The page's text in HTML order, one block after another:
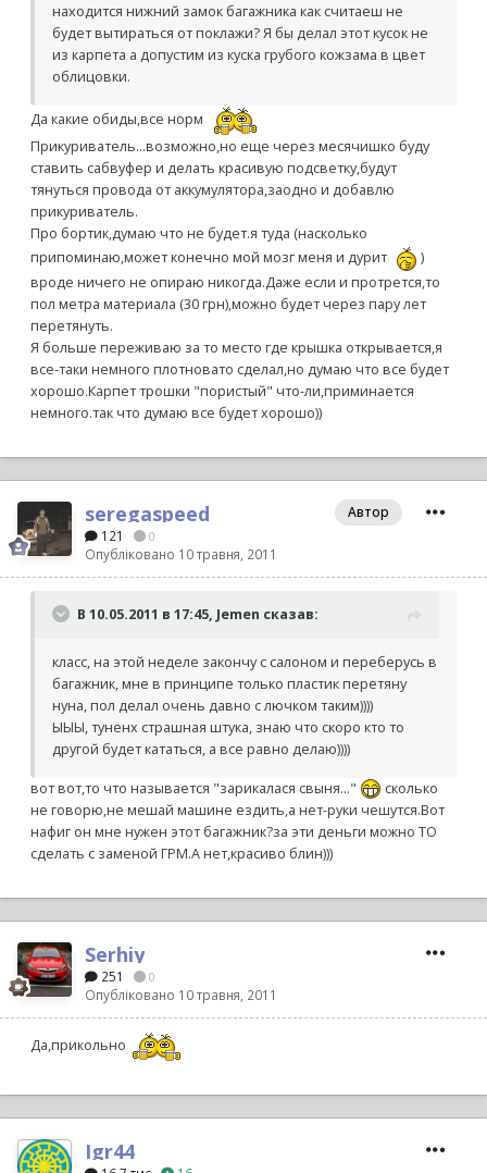
находится нижний замок багажника как считаеш не
будет вытираться от поклажи? Я бы делал этот кусок не
из карпета а допустим из куска грубого кожзама в цвет
облицовки.
Да какие обиды,все норм
Прикуриватель...возможно,но еще через месячишко буду
ставить сабвуфер и делать красивую подсветку,будут
тянуться провода от аккумулятора,заодно и добавлю
прикуриватель.
Про бортик,думаю что не будет.я туда (насколько
припоминаю,может конечно мой мозг меня и дурит
)
вроде ничего не опираю никогда.Даже если и протрется,то
пол метра материала (30 грн),можно будет через пару лет
перетянуть.
Я больше переживаю за то место где крышка открывается,я
все-таки немного плотновато сделал,но думаю что все будет
хорошо.Карпет трошки "пористый" что-ли,приминается
немного.так что думаю все будет хорошо))
seregaspeed
121 0
Опубліковано 10 травня, 2011
Автор
В 10.05.2011 в 17:45, Jemen сказав:
класс, на этой неделе закончу с салоном и переберусь в
багажник, мне в принципе только пластик перетяну
нуна, пол делал очень давно с лючком таким))))
ЫЫЫ, туненх страшная штука, знаю что скоро кто то
другой будет кататься, а все равно делаю))))
вот вот,то что называется "зарикалася свыня..."
сколько
не говорю,не мешай машине ездить,а нет-руки чешутся.Вот
нафиг он мне нужен этот багажник?за эти деньги можно ТО
сделать с заменой ГРМ.А нет,красиво блин)))
Serhiy
251 0
Опубліковано 10 травня, 2011
Да,прикольно
Igr44